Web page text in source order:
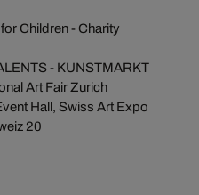
Children - Charity
- KUNSTMARKT
Art Fair Zurich
Hall, Swiss Art Expo
20